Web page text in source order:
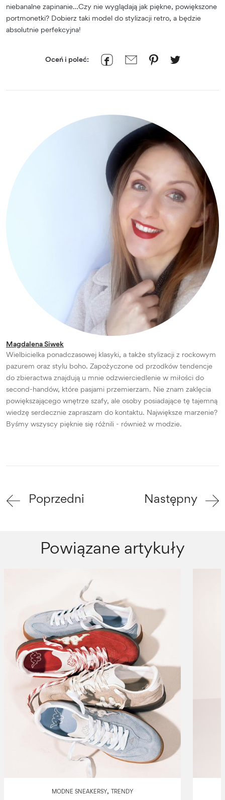
niebanalne zapinanie…Czy nie wyglądają jak piękne, powiększone
portmonetki? Dobierz taki model do stylizacji retro, a będzie
absolutnie perfekcyjna!
Oceń i poleć:
Magdalena Siwek
Wielbicielka ponadczasowej klasyki, a także stylizacji z rockowym
pazurem oraz stylu boho. Zapożyczone od przodków tendencje
do zbieractwa znajdują u mnie odzwierciedlenie w miłości do
second-handów, które pasjami przemierzam. Nie znam zaklęcia
powiększającego wnętrze szafy, ale osoby posiadające tę tajemną
wiedzę serdecznie zapraszam do kontaktu. Największe marzenie?
Byśmy wszyscy pięknie się różnili - również w modzie.
Poprzedni Następny
Powiązane artykuły
MODNE SNEAKERSY, TRENDY